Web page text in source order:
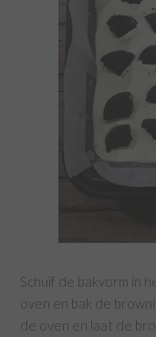
Schuif de bakvorm in
oven en bak de
de oven en laat de